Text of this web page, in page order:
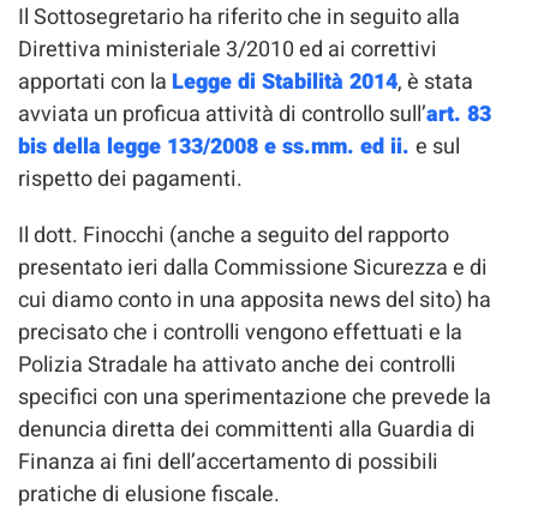
Il Sottosegretario ha riferito che in seguito alla
Direttiva ministeriale 3/2010 ed ai correttivi
apportati con la Legge di Stabilità 2014, è stata
avviata un proficua attività di controllo sull’art. 83
bis della legge 133/2008 e ss.mm. ed ii. e sul
rispetto dei pagamenti.
Il dott. Finocchi (anche a seguito del rapporto
presentato ieri dalla Commissione Sicurezza e di
cui diamo conto in una apposita news del sito) ha
precisato che i controlli vengono effettuati e la
Polizia Stradale ha attivato anche dei controlli
specifici con una sperimentazione che prevede la
denuncia diretta dei committenti alla Guardia di
Finanza ai fini dell’accertamento di possibili
pratiche di elusione fiscale.